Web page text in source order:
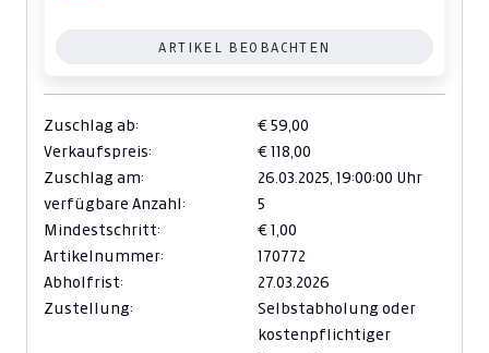
ARTIKEL BEOBACHTEN
Zuschlag ab:
€ 59,00
Verkaufspreis:
€ 118,00
Zuschlag am:
26.03.2025, 19:00:00 Uhr
verfügbare Anzahl:
5
Mindestschritt:
€ 1,00
Artikelnummer:
170772
Abholfrist:
27.03.2026
Zustellung:
Selbstabholung oder
kostenpflichtiger